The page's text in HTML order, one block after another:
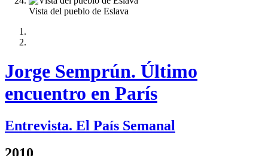
Vista del pueblo de Eslava
Jorge Semprún. Último
encuentro en París
Entrevista. El País Semanal